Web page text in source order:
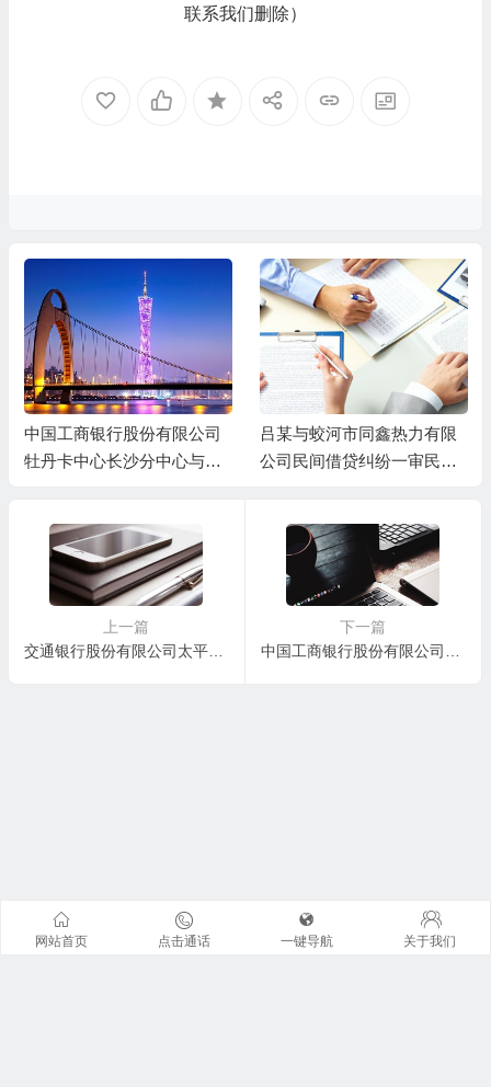
联系我们删除）
中国工商银行股份有限公司
牡丹卡中心长沙分中心与谷
吕某与蛟河市同鑫热力有限
公司民间借贷纠纷一审民事
上一篇
交通银行股份有限公司太平洋信用卡中心武汉分中心与黄某丰信用卡纠纷一审民事判决书
下一篇
中国工商银行股份有限公司牡丹卡中心长沙分中心与文某信用卡纠纷一审民事判决书
网站首页 点击通话 一键导航 关于我们